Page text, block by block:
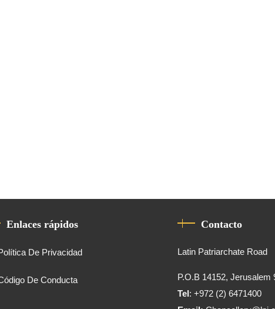
Enlaces rápidos
De Privacidad
De Conducta
Contacto
Latin Patriarchate Road
P.O.B 14152, Jerusalem
Tel: +972 (2) 6471400